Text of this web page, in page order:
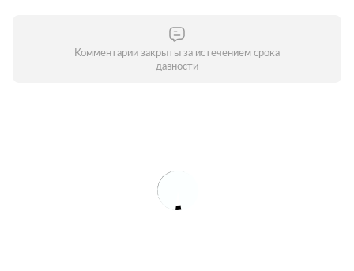
Комментарии закрыты за истечением срока
давности